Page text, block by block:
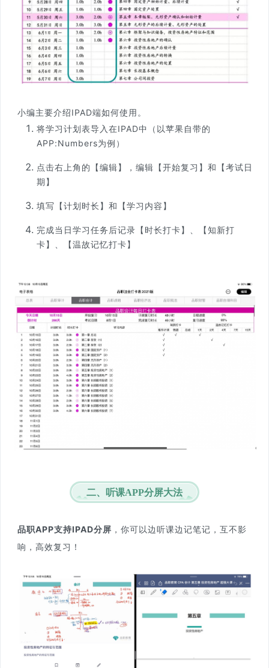
小编主要介绍IPAD端如何使用。
将学习计划表导入在IPAD中（以苹果自带的
APP:Numbers为例）
点击右上角的【编辑】，编辑【开始复习】和【考试日
期】
填写【计划时长】和【学习内容】
完成当日学习任务后记录【时长打卡】、【知新打
卡】、【温故记忆打卡】
二、听课APP分屏大法
品职APP支持IPAD分屏 ，你可以边听课边记笔记，互不影
响，高效复习！